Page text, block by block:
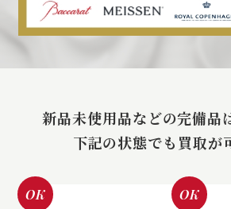
新品未使用品などの完備品
下記の状態でも買取が
OK OK